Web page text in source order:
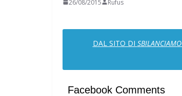
26/08/2015 Rufus
DAL SITO DI
Facebook Comments